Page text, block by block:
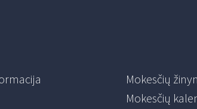
Mokesčių
Mokesčių